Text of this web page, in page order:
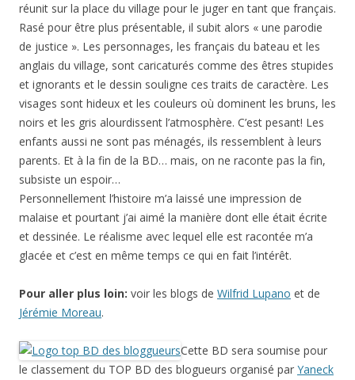
réunit sur la place du village pour le juger en tant que français.
Rasé pour être plus présentable, il subit alors « une parodie
de justice ». Les personnages, les français du bateau et les
anglais du village, sont caricaturés comme des êtres stupides
et ignorants et le dessin souligne ces traits de caractère. Les
visages sont hideux et les couleurs où dominent les bruns, les
noirs et les gris alourdissent l’atmosphère. C’est pesant! Les
enfants aussi ne sont pas ménagés, ils ressemblent à leurs
parents. Et à la fin de la BD… mais, on ne raconte pas la fin,
subsiste un espoir…
Personnellement l’histoire m’a laissé une impression de
malaise et pourtant j’ai aimé la manière dont elle était écrite
et dessinée. Le réalisme avec lequel elle est racontée m’a
glacée et c’est en même temps ce qui en fait l’intérêt.
Pour aller plus loin: voir les blogs de Wilfrid Lupano et de
Jérémie Moreau.
Cette BD sera soumise pour
le classement du TOP BD des blogueurs organisé par Yaneck